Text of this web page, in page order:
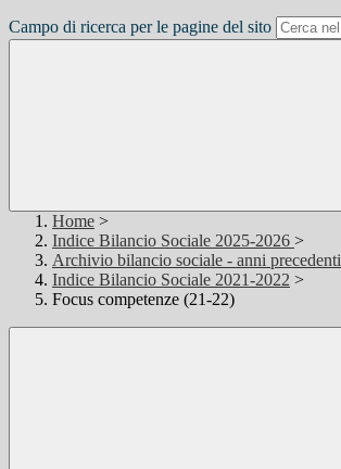
Campo di ricerca per le pagine del sito
Home >
Indice Bilancio Sociale 2025-2026 >
Archivio bilancio sociale - anni precedenti
Indice Bilancio Sociale 2021-2022 >
Focus competenze (21-22)